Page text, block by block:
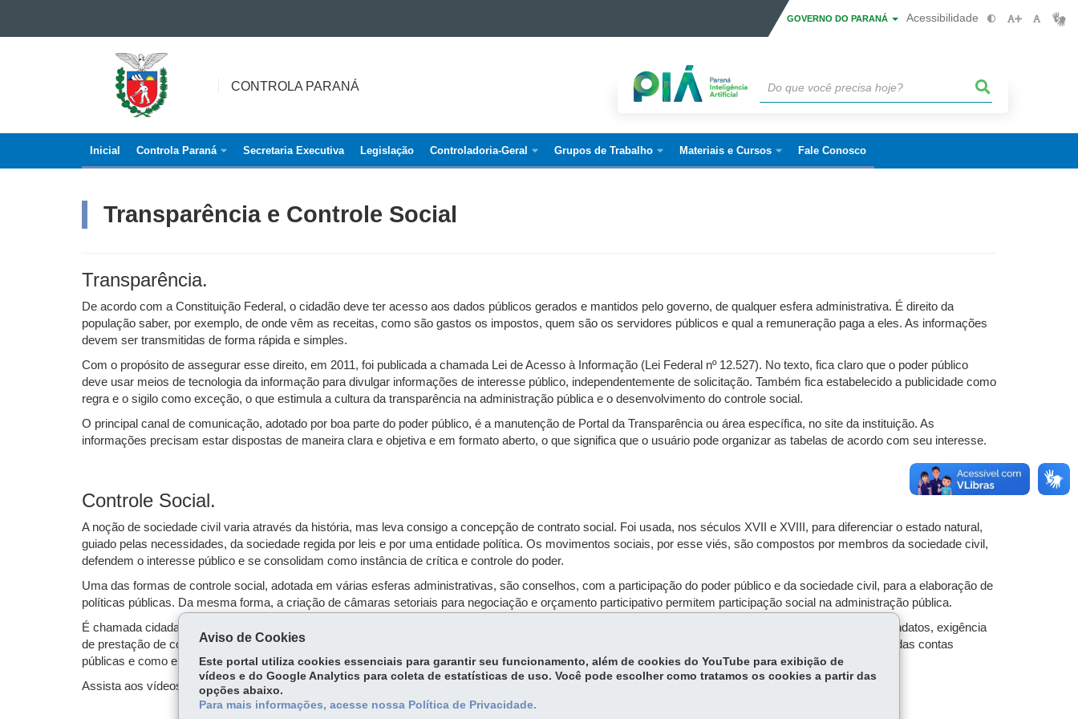
Ir para a navegação
GOVERNO DO PARANÁ Acessibilidade
CONTROLA
PARANÁ
CONTROLA PARANÁ
Navegação
Inicial Controla Paraná Secretaria Executiva Legislação Controladoria-Geral Grupos de Trabalho Materiais e Cursos Fale Conosco
Transparência e Controle Social
Transparência.
De acordo com a Constituição Federal, o cidadão deve ter acesso aos dados públicos gerados e mantidos pelo governo, de qualquer esfera administrativa. É direito da
população saber, por exemplo, de onde vêm as receitas, como são gastos os impostos, quem são os servidores públicos e qual a remuneração paga a eles. As informações
devem ser transmitidas de forma rápida e simples.
Com o propósito de assegurar esse direito, em 2011, foi publicada a chamada Lei de Acesso à Informação (Lei Federal nº 12.527). No texto, fica claro que o poder público
deve usar meios de tecnologia da informação para divulgar informações de interesse público, independentemente de solicitação. Também fica estabelecido a publicidade como
regra e o sigilo como exceção, o que estimula a cultura da transparência na administração pública e o desenvolvimento do controle social.
O principal canal de comunicação, adotado por boa parte do poder público, é a manutenção de Portal da Transparência ou área específica, no site da instituição. As
informações precisam estar dispostas de maneira clara e objetiva e em formato aberto, o que significa que o usuário pode organizar as tabelas de acordo com seu interesse.
Controle Social.
A noção de sociedade civil varia através da história, mas leva consigo a concepção de contrato social. Foi usada, nos séculos XVII e XVIII, para diferenciar o estado natural,
guiado pelas necessidades, da sociedade regida por leis e por uma entidade política. Os movimentos sociais, por esse viés, são compostos por membros da sociedade civil,
defendem o interesse público e se consolidam como instância de crítica e controle do poder.
Uma das formas de controle social, adotada em várias esferas administrativas, são conselhos, com a participação do poder público e da sociedade civil, para a elaboração de
políticas públicas. Da mesma forma, a criação de câmaras setoriais para negociação e orçamento participativo permitem participação social na administração pública.
É chamada cidadania ativa aquela que conta com mecanismos constitucionais de referendo, plebiscito, iniciativa popular, possibilidade de revogação de mandatos, exigência
de prestação de contas etc. Com o objetivo de estimular o controle social, o Senado publicou vídeos para explicar, em linguagem simples, o funcionamento das contas
públicas e como elas se apresentam.
Assista aos vídeos
Aviso de Cookies
Este portal utiliza cookies essenciais para garantir seu funcionamento, além de cookies do YouTube para exibição de
vídeos e do Google Analytics para coleta de estatísticas de uso. Você pode escolher como tratamos os cookies a partir das
opções abaixo.
Para mais informações, acesse nossa Política de Privacidade.